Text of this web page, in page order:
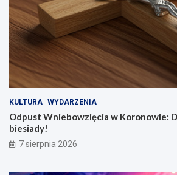
KULTURA WYDARZENIA
Odpust Wniebowzięcia w Koronowie:
biesiady!
7 sierpnia 2026